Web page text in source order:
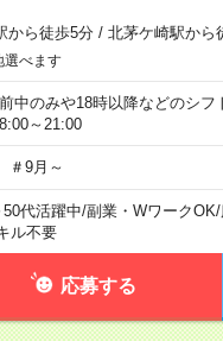
から徒歩5分/ 北茅ケ崎駅から
べます
前中のみや18時以降などのシ
～21:00
＃9月～
代活躍中/副業・WワークOK/
ル不要
応募する